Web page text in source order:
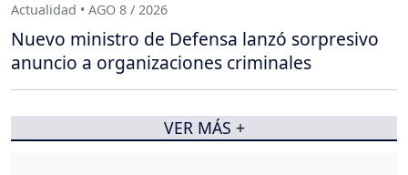
Actualidad • AGO 8 / 2026
Nuevo ministro de Defensa lanzó sorpresivo
anuncio a organizaciones criminales
VER MÁS +